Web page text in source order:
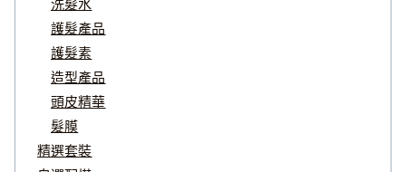
洗髮水
護髮產品
護髮素
造型產品
頭皮精華
髮膜
精選套裝